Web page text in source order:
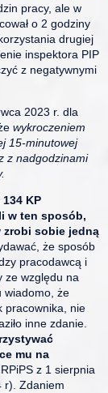
pracy, ale w
o 2 godziny
drugiej
inspektora PIP
z negatywnymi
2023 r. dla
wykroczeniem
15-minutowej
z nadgodzinami
KP
w ten sposób,
zrobi sobie jedną
że sposób
pracodawcą i
ze względu na
wiadomo, że
pracownika, nie
inne zdanie.
mu na
z 1 sierpnia
r). Zdaniem